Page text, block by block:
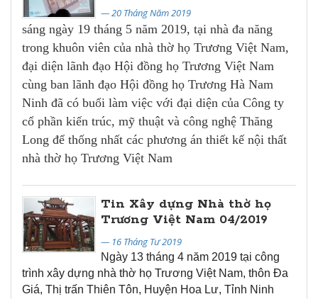
— 20 Tháng Năm 2019
sáng ngày 19 tháng 5 năm 2019, tại nhà đa năng
trong khuôn viên của nhà thờ họ Trương Việt Nam,
đại diện lãnh đạo Hội đồng họ Trương Việt Nam
cùng ban lãnh đạo Hội đồng họ Trương Hà Nam
Ninh đã có buổi làm việc với đại diện của Công ty
cổ phần kiến trúc, mỹ thuật và công nghệ Thăng
Long để thống nhất các phương án thiết kế nội thất
nhà thờ họ Trương Việt Nam
Tin Xây dựng Nhà thờ họ
Trương Việt Nam 04/2019
— 16 Tháng Tư 2019
Ngày 13 tháng 4 năm 2019 tại công
trình xây dựng nhà thờ họ Trương Việt Nam, thôn Đa
Giá, Thị trấn Thiên Tôn, Huyện Hoa Lư, Tỉnh Ninh